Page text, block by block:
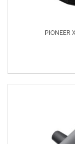
PIONEER